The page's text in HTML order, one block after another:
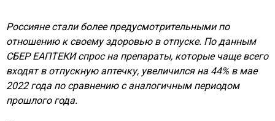
Россияне стали более предусмотрительными по
отношению к своему здоровью в отпуске. По данным
СБЕР ЕАПТЕКИ спрос на препараты, которые чаще всего
входят в отпускную аптечку, увеличился на 44% в мае
2022 года по сравнению с аналогичным периодом
прошлого года.